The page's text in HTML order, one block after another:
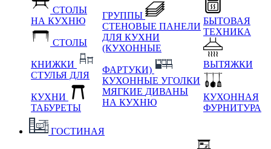
СТОЛЫ
НА КУХНЮ
СТОЛЫ
КНИЖКИ
СТУЛЬЯ ДЛЯ
КУХНИ
ТАБУРЕТЫ
ГРУППЫ
СТЕНОВЫЕ ПАНЕЛИ
ДЛЯ КУХНИ
(КУХОННЫЕ
ФАРТУКИ)
КУХОННЫЕ УГОЛКИ
МЯГКИЕ ДИВАНЫ
НА КУХНЮ
БЫТОВАЯ
ТЕХНИКА
ВЫТЯЖКИ
КУХОННАЯ
ФУРНИТУРА
ГОСТИНАЯ